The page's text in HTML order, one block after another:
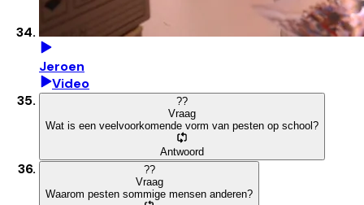
Jeroen
Video
??
Vraag
Wat is een veelvoorkomende vorm van pesten op school?
Antwoord
??
Vraag
Waarom pesten sommige mensen anderen?